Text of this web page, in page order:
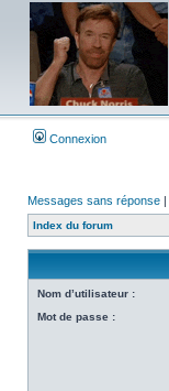
Connexion
Messages sans réponse |
Index du forum
Nom d’utilisateur :
Mot de passe :